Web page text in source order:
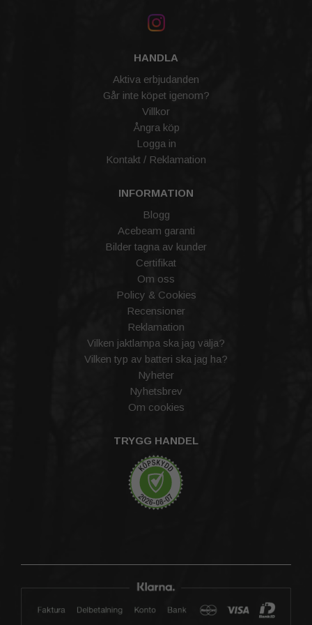
HANDLA
Aktiva erbjudanden
Går inte köpet igenom?
Villkor
Ångra köp
Logga in
Kontakt / Reklamation
INFORMATION
Blogg
Acebeam garanti
Bilder tagna av kunder
Certifikat
Om oss
Policy & Cookies
Recensioner
Reklamation
Vilken jaktlampa ska jag välja?
Vilken typ av batteri ska jag ha?
Nyheter
Nyhetsbrev
Om cookies
TRYGG HANDEL